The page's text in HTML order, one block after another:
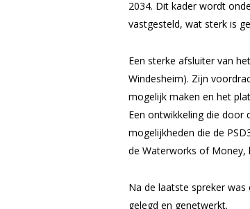
2034. Dit kader wordt
vastgesteld, wat sterk is
Een sterke afsluiter van
Windesheim). Zijn
mogelijk maken en het
Een ontwikkeling die door
mogelijkheden die de
de Waterworks of Money,
Na de laatste spreker
gelegd en genetwerkt.